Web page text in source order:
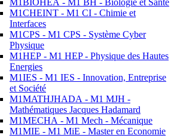
M1BIOHEA - M1 BH - Biologie et Santé
M1CHEINT - M1 CI - Chimie et
Interfaces
M1CPS - M1 CPS - Système Cyber
Physique
M1HEP - M1 HEP - Physique des Hautes
Energies
M1IES - M1 IES - Innovation, Entreprise
et Société
M1MATHJHADA - M1 MJH -
Mathématiques Jacques Hadamard
M1MECHA - M1 Mech - Mécanique
M1MIE - M1 MiE - Master en Economie